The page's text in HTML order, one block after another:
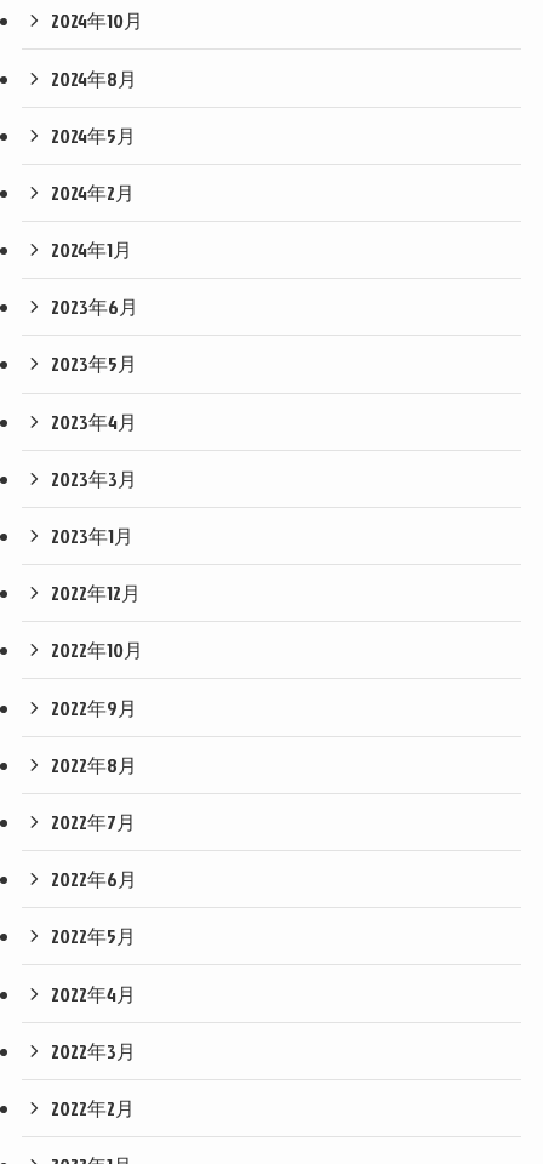
2024年10月
2024年8月
2024年5月
2024年2月
2024年1月
2023年6月
2023年5月
2023年4月
2023年3月
2023年1月
2022年12月
2022年10月
2022年9月
2022年8月
2022年7月
2022年6月
2022年5月
2022年4月
2022年3月
2022年2月